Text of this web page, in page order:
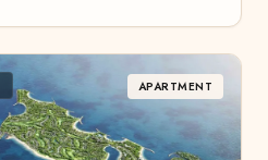
APARTMENT